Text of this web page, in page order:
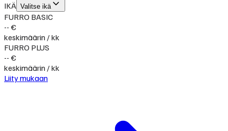
IKÄ Valitse ikä
FURRO BASIC
-- €
keskimäärin / kk
FURRO PLUS
-- €
keskimäärin / kk
Liity mukaan